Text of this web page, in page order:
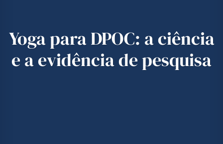
Yoga para DPOC: a ciência
e a evidência de pesquisa